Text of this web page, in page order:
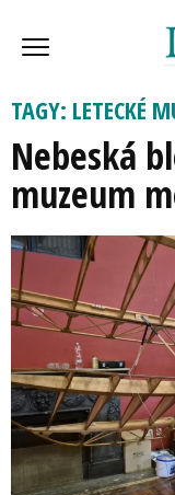
TAGY: LETECKÉ
Nebeská
muzeum